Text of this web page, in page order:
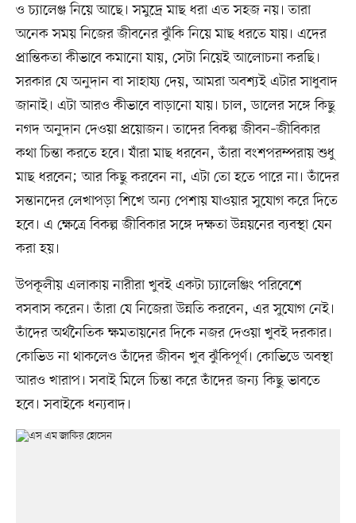
ও চ্যালেঞ্জ নিয়ে আছে। সমুদ্রে মাছ ধরা এত সহজ নয়। তারা
অনেক সময় নিজের জীবনের ঝুঁকি নিয়ে মাছ ধরতে যায়। এদের
প্রান্তিকতা কীভাবে কমানো যায়, সেটা নিয়েই আলোচনা করছি।
সরকার যে অনুদান বা সাহায্য দেয়, আমরা অবশ্যই এটার সাধুবাদ
জানাই। এটা আরও কীভাবে বাড়ানো যায়। চাল, ডালের সঙ্গে কিছু
নগদ অনুদান দেওয়া প্রয়োজন। তাদের বিকল্প জীবন–জীবিকার
কথা চিন্তা করতে হবে। যাঁরা মাছ ধরবেন, তাঁরা বংশপরম্পরায় শুধু
মাছ ধরবেন; আর কিছু করবেন না, এটা তো হতে পারে না। তাঁদের
সন্তানদের লেখাপড়া শিখে অন্য পেশায় যাওয়ার সুযোগ করে দিতে
হবে। এ ক্ষেত্রে বিকল্প জীবিকার সঙ্গে দক্ষতা উন্নয়নের ব্যবস্থা যেন
করা হয়।
উপকূলীয় এলাকায় নারীরা খুবই একটা চ্যালেঞ্জিং পরিবেশে
বসবাস করেন। তাঁরা যে নিজেরা উন্নতি করবেন, এর সুযোগ নেই।
তাঁদের অর্থনৈতিক ক্ষমতায়নের দিকে নজর দেওয়া খুবই দরকার।
কোভিড না থাকলেও তাঁদের জীবন খুব ঝুঁকিপূর্ণ। কোভিডে অবস্থা
আরও খারাপ। সবাই মিলে চিন্তা করে তাঁদের জন্য কিছু ভাবতে
হবে। সবাইকে ধন্যবাদ।